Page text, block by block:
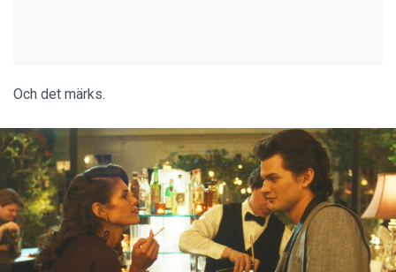
Och det märks.